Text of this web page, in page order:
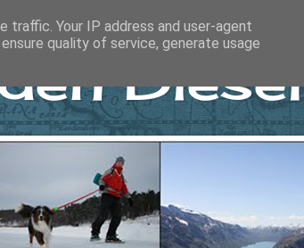
Diesel
Your IP address and user-agent
quality of service, generate usage